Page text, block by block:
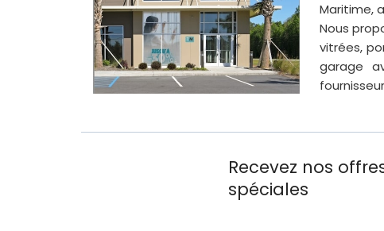
Maritime,
Nous
vitrées,
garage
Recevez nos
spéciales